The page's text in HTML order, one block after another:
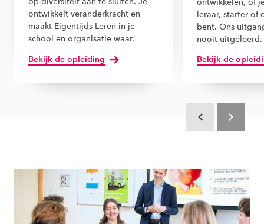
ontwikkelt veranderkracht en
maakt Eigentijds Leren in je
school en organisatie waar.
Bekijk de opleiding
leraar, starter of
bent. Ons
nooit uitgeleerd.
Bekijk de